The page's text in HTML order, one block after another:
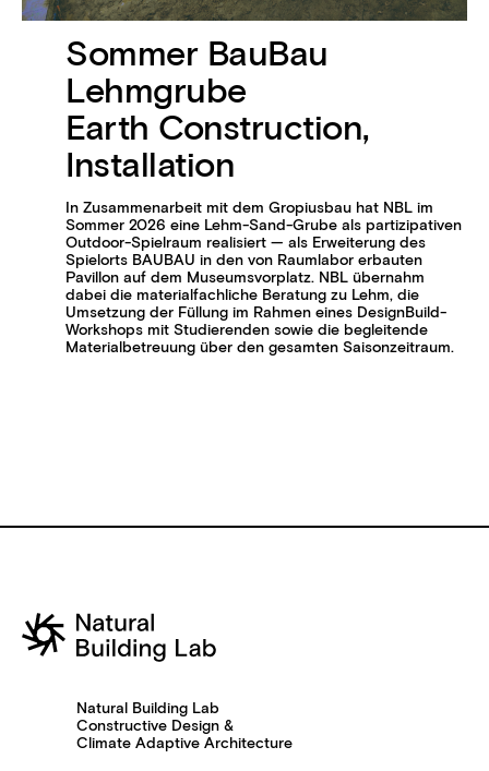
Sommer BauBau
Lehmgrube
Earth Construction,
Installation
In Zusammenarbeit mit dem Gropiusbau hat NBL im
Sommer 2026 eine Lehm-Sand-Grube als partizipativen
Outdoor-Spielraum realisiert — als Erweiterung des
Spielorts BAUBAU in den von Raumlabor erbauten
Pavillon auf dem Museumsvorplatz. NBL übernahm
dabei die materialfachliche Beratung zu Lehm, die
Umsetzung der Füllung im Rahmen eines DesignBuild-
Workshops mit Studierenden sowie die begleitende
Materialbetreuung über den gesamten Saisonzeitraum.
Natural Building Lab
Constructive Design &
Climate Adaptive Architecture